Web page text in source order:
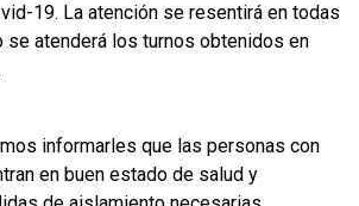
19. La atención se resentirá en todas
se atenderá los turnos obtenidos en
informarles que las personas con
en buen estado de salud y